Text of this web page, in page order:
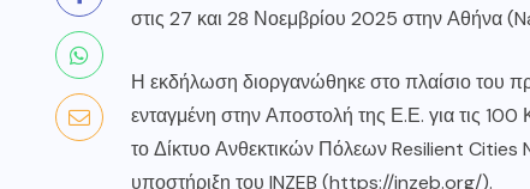
στις 27 και 28 Νοεμβρίου 2025 στην Αθήνα
Η εκδήλωση διοργανώθηκε στο πλαίσιο του
ενταγμένη στην Αποστολή της Ε.Ε. για τις 100
το Δίκτυο Ανθεκτικών Πόλεων Resilient Cities
υποστήριξη του INZEB (https://inzeb.org/).